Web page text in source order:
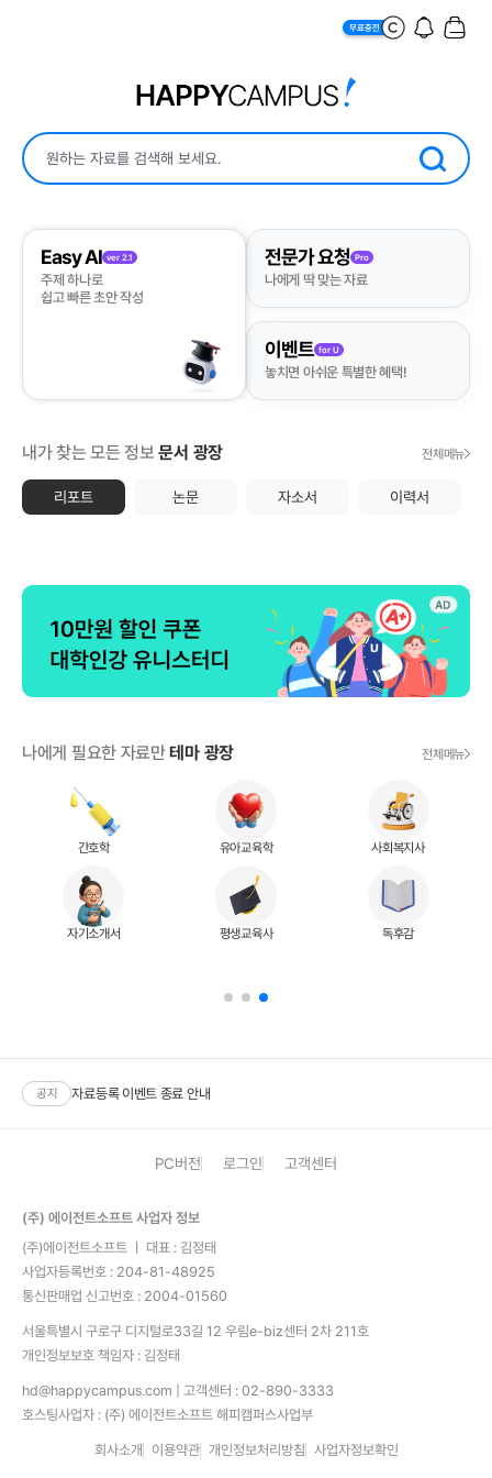
Easy AI ver 2.1
주제 하나로
쉽고 빠른 초안 작성
전문가 요청 Pro
나에게 딱 맞는 자료
이벤트 for U
놓치면 아쉬운 특별한 혜택!
내가 찾는 모든 정보문서 광장 전체메뉴
리포트 논문 자소서 이력서
나에게 필요한 자료만테마 광장 전체메뉴
간호학 유아교육학 사회복지사
자기소개서 평생교육사 독후감
공지
7월 17일(금) 제헌절 공휴일 휴무안내
7월 자료등록이벤트
[당첨자안내] 5월 자료등록이벤트
자료등록 이벤트 종료 안내